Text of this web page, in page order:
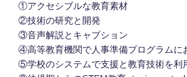
①アクセシブルな教育素材
②技術の研究と開発
③音声解説とキャプション
④高等教育機関で人事準備プログラムに
⑤学校のシステムで支援と教育技術を利